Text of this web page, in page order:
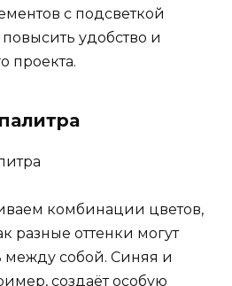
с подсветкой
удобство и
проекта.
комбинации цветов,
разные оттенки могут
между собой. Синяя и
создаёт особую